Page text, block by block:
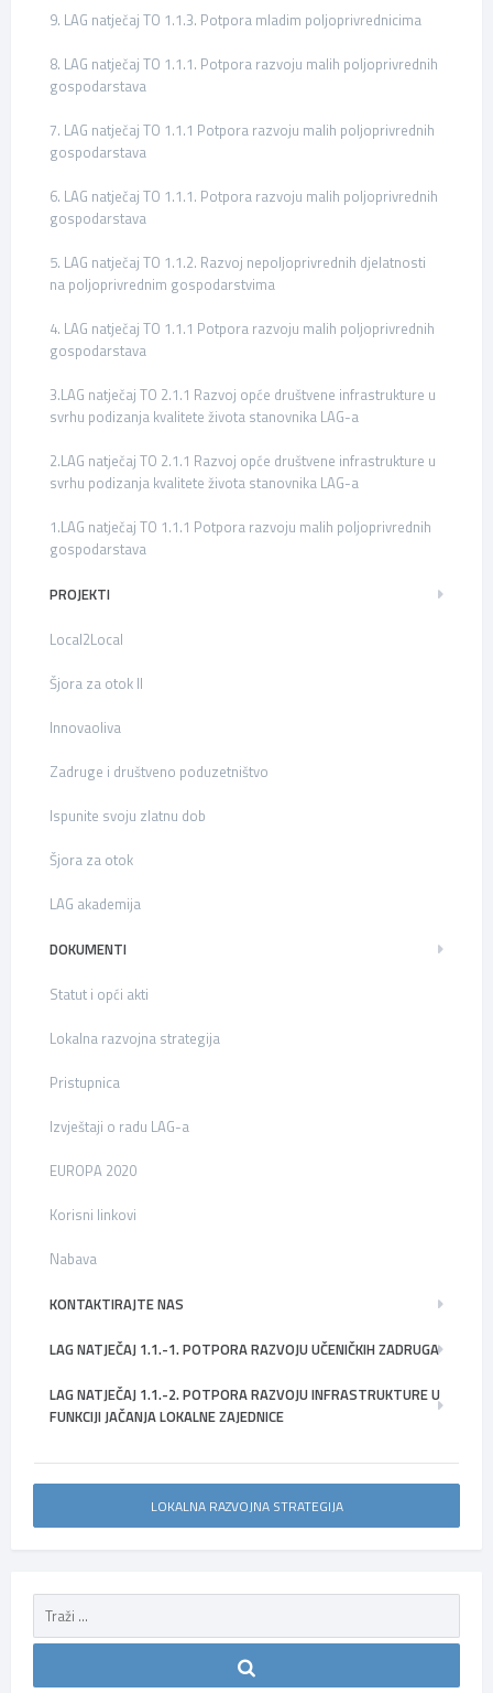
9. LAG natječaj TO 1.1.3. Potpora mladim poljoprivrednicima
8. LAG natječaj TO 1.1.1. Potpora razvoju malih poljoprivrednih
gospodarstava
7. LAG natječaj TO 1.1.1 Potpora razvoju malih poljoprivrednih
gospodarstava
6. LAG natječaj TO 1.1.1. Potpora razvoju malih poljoprivrednih
gospodarstava
5. LAG natječaj TO 1.1.2. Razvoj nepoljoprivrednih djelatnosti
na poljoprivrednim gospodarstvima
4. LAG natječaj TO 1.1.1 Potpora razvoju malih poljoprivrednih
gospodarstava
3.LAG natječaj TO 2.1.1 Razvoj opće društvene infrastrukture u
svrhu podizanja kvalitete života stanovnika LAG-a
2.LAG natječaj TO 2.1.1 Razvoj opće društvene infrastrukture u
svrhu podizanja kvalitete života stanovnika LAG-a
1.LAG natječaj TO 1.1.1 Potpora razvoju malih poljoprivrednih
gospodarstava
PROJEKTI
Local2Local
Šjora za otok II
Innovaoliva
Zadruge i društveno poduzetništvo
Ispunite svoju zlatnu dob
Šjora za otok
LAG akademija
DOKUMENTI
Statut i opći akti
Lokalna razvojna strategija
Pristupnica
Izvještaji o radu LAG-a
EUROPA 2020
Korisni linkovi
Nabava
KONTAKTIRAJTE NAS
LAG NATJEČAJ 1.1.-1. POTPORA RAZVOJU UČENIČKIH ZADRUGA
LAG NATJEČAJ 1.1.-2. POTPORA RAZVOJU INFRASTRUKTURE U
FUNKCIJI JAČANJA LOKALNE ZAJEDNICE
LOKALNA RAZVOJNA STRATEGIJA